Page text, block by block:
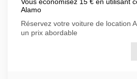
Alamo
Réservez votre voiture de location
un prix abordable